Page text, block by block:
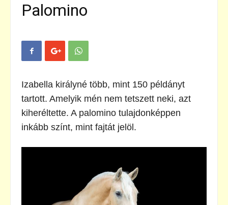
Palomino
Izabella királyné több, mint 150 példányt
tartott. Amelyik mén nem tetszett neki, azt
kiheréltette. A palomino tulajdonképpen
inkább színt, mint fajtát jelöl.